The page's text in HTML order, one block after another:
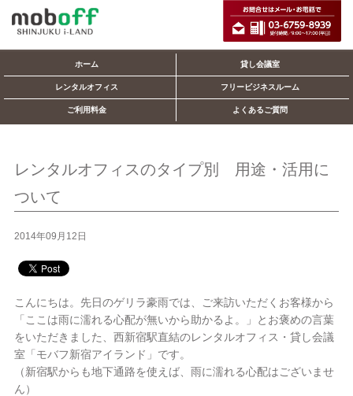
ホーム 貸し会議室
レンタルオフィス フリービジネスルーム
ご利用料金 よくあるご質問
レンタルオフィスのタイプ別 用途・活用に
ついて
2014年09月12日
こんにちは。先日のゲリラ豪雨では、ご来訪いただくお客様から
「ここは雨に濡れる心配が無いから助かるよ。」とお褒めの言葉
をいただきました、西新宿駅直結のレンタルオフィス・貸し会議
室「モバフ新宿アイランド」です。
（新宿駅からも地下通路を使えば、雨に濡れる心配はございませ
ん）